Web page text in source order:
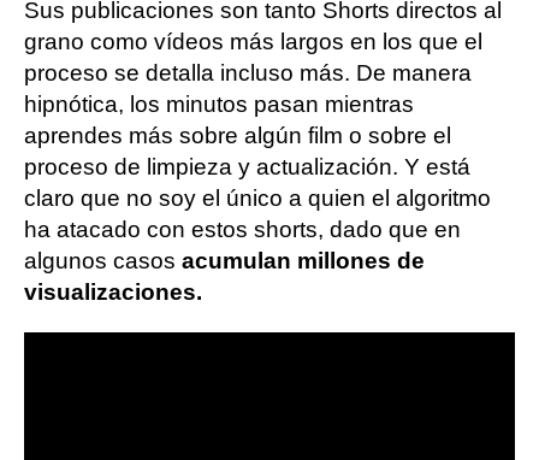
Sus publicaciones son tanto Shorts directos al
grano como vídeos más largos en los que el
proceso se detalla incluso más. De manera
hipnótica, los minutos pasan mientras
aprendes más sobre algún film o sobre el
proceso de limpieza y actualización. Y está
claro que no soy el único a quien el algoritmo
ha atacado con estos shorts, dado que en
algunos casos acumulan millones de
visualizaciones.